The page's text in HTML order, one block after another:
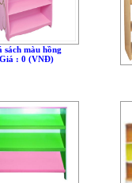
sách màu hồng
Giá : 0 (VNÐ)